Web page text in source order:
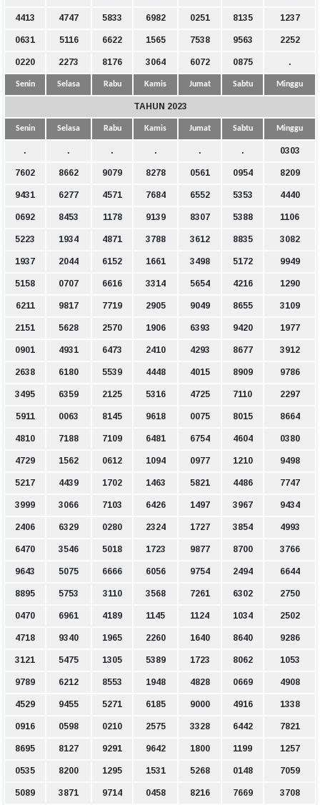
4413 4747 5833 6982 0251 8135 1237
0631 5116 6622 1565 7538 9563 2252
0220 2273 8176 3064 6072 0875 .
Senin Selasa Rabu Kamis Jumat Sabtu Minggu
TAHUN 2023
Senin Selasa Rabu Kamis Jumat Sabtu Minggu
. . . . . . 0303
7602 8662 9079 8278 0561 0954 8209
9431 6277 4571 7684 6552 5353 4440
0692 8453 1178 9139 8307 5388 1106
5223 1934 4871 3788 3612 8835 3082
1937 2044 6152 1661 3498 5172 9949
5158 0707 6616 3314 5654 4216 1290
6211 9817 7719 2905 9049 8655 3109
2151 5628 2570 1906 6393 9420 1977
0901 4931 6473 2410 4293 8677 3912
2638 6180 5539 4448 4015 8909 9786
3495 6359 2125 5316 4725 7110 2297
5911 0063 8145 9618 0075 8015 8664
4810 7188 7109 6481 6754 4604 0380
4729 1562 0612 1094 0977 1210 9498
5217 4439 1702 1463 5821 4486 7747
3999 3066 7103 6426 1497 3967 9434
2406 6329 0280 2324 1727 3854 4993
6470 3546 5018 1723 9877 8700 3766
9643 5075 6666 6056 9754 2494 6644
8895 5753 3110 3568 7261 6302 2750
0470 6961 4189 1145 1124 1034 2502
4718 9340 1965 2260 1640 8640 9286
3121 5475 1305 5389 1723 8062 1053
9789 6212 8553 1948 4828 0669 4908
4529 9455 5271 6185 9000 4916 1338
0916 0598 0210 2575 3328 6442 7821
8695 8127 9291 9642 1800 1199 1257
0535 8200 1295 1531 5268 0148 7059
5089 3871 9714 0458 8216 7669 3708